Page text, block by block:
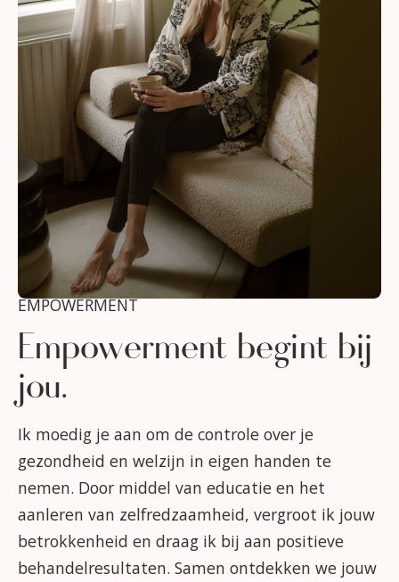
EMPOWERMENT
Empowerment begint bij
jou.
Ik moedig je aan om de controle over je
gezondheid en welzijn in eigen handen te
nemen. Door middel van educatie en het
aanleren van zelfredzaamheid, vergroot ik jouw
betrokkenheid en draag ik bij aan positieve
behandelresultaten. Samen ontdekken we jouw